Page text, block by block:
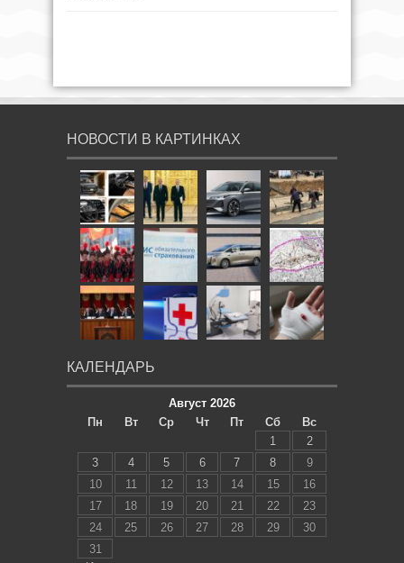
НОВОСТИ В КАРТИНКАХ
КАЛЕНДАРЬ
Август 2026
Пн
Вт Ср Чт Пт Сб
Вс
1
2
3
4 5 6 7 8
9
10
11 12 13 14 15
16
17
18 19 20 21 22
23
24
25 26 27 28 29
30
31